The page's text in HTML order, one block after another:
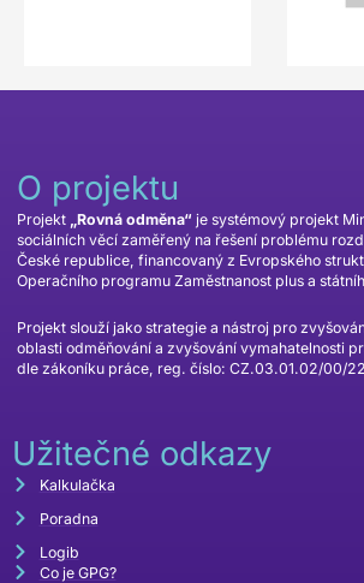
O projektu
Projekt „Rovná odměna“ je systémový projekt
sociálních věcí zaměřený na řešení problému
České republice, financovaný z Evropského
Operačního programu Zaměstnanost plus a
Projekt slouží jako strategie a nástroj pro
oblasti odměňování a zvyšování vymahatelnosti
dle zákoníku práce, reg. číslo: CZ.03.01.02/00/
Užitečné odkazy
Kalkulačka
Poradna
Logib
Co je GPG?